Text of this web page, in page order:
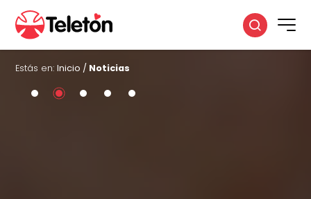
Estás en:Inicio / Noticias